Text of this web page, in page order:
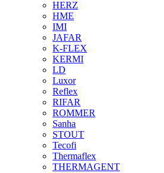
HERZ
HME
IMI
JAFAR
K-FLEX
KERMI
LD
Luxor
Reflex
RIFAR
ROMMER
Sanha
STOUT
Tecofi
Thermaflex
THERMAGENT